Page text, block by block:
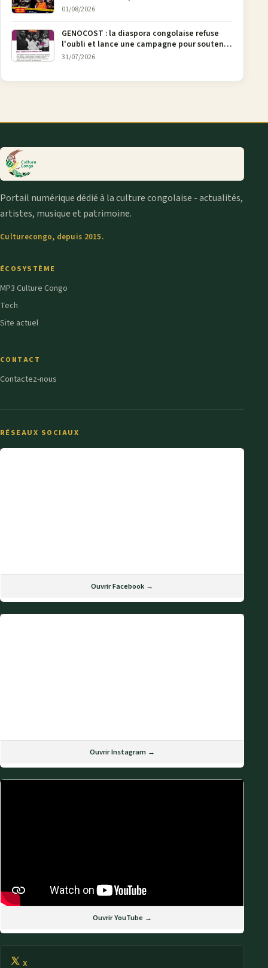
urbaine
01/08/2026
GENOCOST : la diaspora congolaise refuse
l'oubli et lance une campagne pour soutenir
la pétition FONAREV depuis Bruxelles
31/07/2026
Portail numérique dédié à la culture congolaise - actualités,
artistes, musique et patrimoine.
Culturecongo, depuis 2015.
ÉCOSYSTÈME
MP3 Culture Congo
Tech
Site actuel
CONTACT
Contactez-nous
RÉSEAUX SOCIAUX
Ouvrir Facebook →
Ouvrir Instagram →
Ouvrir YouTube →
X